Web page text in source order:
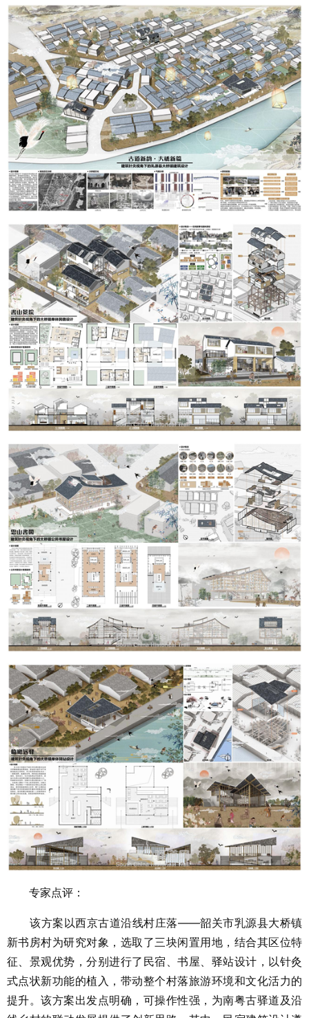
专家点评：
该方案以西京古道沿线村庄落——韶关市乳源县大桥镇
新书房村为研究对象，选取了三块闲置用地，结合其区位特
征、景观优势，分别进行了民宿、书屋、驿站设计，以针灸
式点状新功能的植入，带动整个村落旅游环境和文化活力的
提升。该方案出发点明确，可操作性强，为南粤古驿道及沿